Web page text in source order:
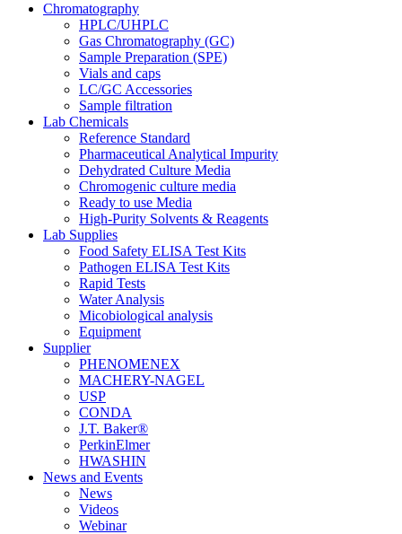
Chromatography
HPLC/UHPLC
Gas Chromatography (GC)
Sample Preparation (SPE)
Vials and caps
LC/GC Accessories
Sample filtration
Lab Chemicals
Reference Standard
Pharmaceutical Analytical Impurity
Dehydrated Culture Media
Chromogenic culture media
Ready to use Media
High-Purity Solvents & Reagents
Lab Supplies
Food Safety ELISA Test Kits
Pathogen ELISA Test Kits
Rapid Tests
Water Analysis
Micobiological analysis
Equipment
Supplier
PHENOMENEX
MACHERY-NAGEL
USP
CONDA
J.T. Baker®
PerkinElmer
HWASHIN
News and Events
News
Videos
Webinar